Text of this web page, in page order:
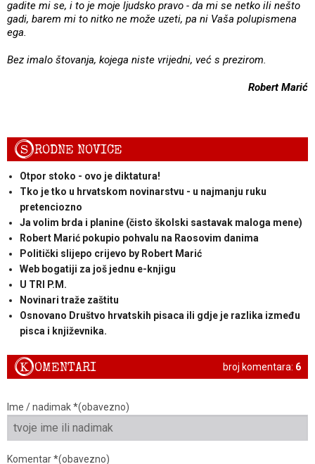
gadite mi se, i to je moje ljudsko pravo - da mi se netko ili nešto
gadi, barem mi to nitko ne može uzeti, pa ni Vaša polupismena
ega.
Bez imalo štovanja, kojega niste vrijedni, već s prezirom.
Robert Marić
SRODNE NOVICE
Otpor stoko - ovo je diktatura!
Tko je tko u hrvatskom novinarstvu - u najmanju ruku
pretenciozno
Ja volim brda i planine (čisto školski sastavak maloga mene)
Robert Marić pokupio pohvalu na Raosovim danima
Politički slijepo crijevo by Robert Marić
Web bogatiji za još jednu e-knjigu
U TRI P.M.
Novinari traže zaštitu
Osnovano Društvo hrvatskih pisaca ili gdje je razlika između
pisca i književnika.
broj komentara: 6
KOMENTARI
Ime / nadimak *(obavezno)
Komentar *(obavezno)